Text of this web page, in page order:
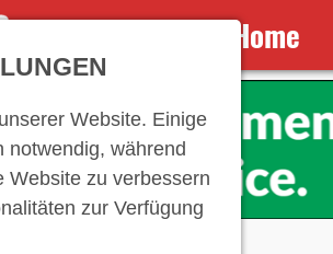
Home
Website. Einige
notwendig, während
Website zu verbessern
zur Verfügung